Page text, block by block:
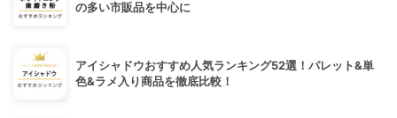
の多い市販品を中心に
アイシャドウおすすめ人気ランキング52選！パレット&単
色&ラメ入り商品を徹底比較！